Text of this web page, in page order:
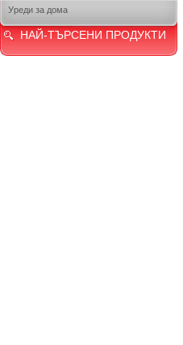
Уреди за дома
НАЙ-ТЪРСЕНИ ПРОДУКТИ